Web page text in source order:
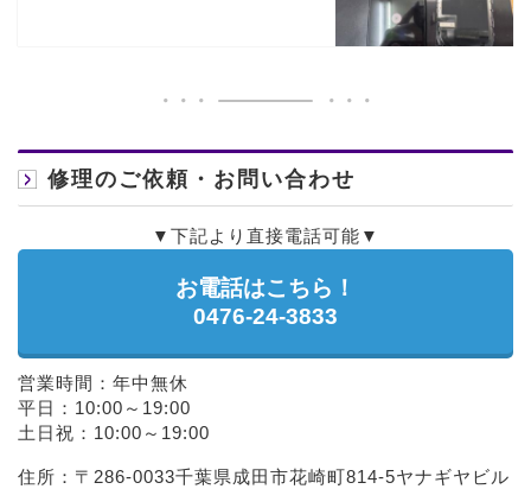
修理のご依頼・お問い合わせ
▼下記より直接電話可能▼
お電話はこちら！
0476-24-3833
営業時間：年中無休
平日：10:00～19:00
土日祝：10:00～19:00
住所：〒286-0033千葉県成田市花崎町814-5ヤナギヤビル